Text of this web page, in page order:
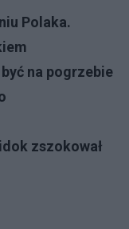
Polaka.
na pogrzebie
zszokował